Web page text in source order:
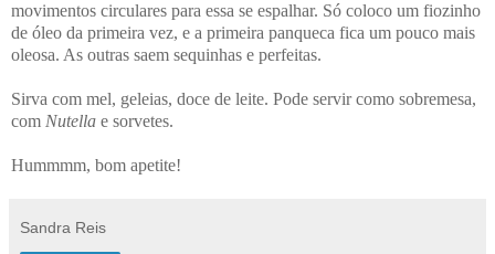
movimentos circulares para essa se espalhar. Só coloco um fiozinho
de óleo da primeira vez, e a primeira panqueca fica um pouco mais
oleosa. As outras saem sequinhas e perfeitas.
Sirva com mel, geleias, doce de leite. Pode servir como sobremesa,
com Nutella e sorvetes.
Hummmm, bom apetite!
Sandra Reis